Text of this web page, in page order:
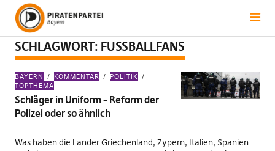
SCHLAGWORT: FUSSBALLFANS
BAYERN KOMMENTAR
POLITIK
TOPTHEMA
Schläger in Uniform – Reform der
Polizei oder so ähnlich
Was haben die Länder Griechenland, Zypern, Italien, Spanien